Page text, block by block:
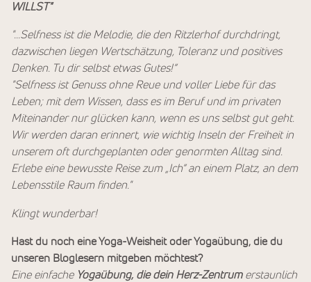
WILLST"
"...Selfness ist die Melodie, die den Ritzlerhof durchdringt,
dazwischen liegen Wertschätzung, Toleranz und positives
Denken. Tu dir selbst etwas Gutes!“
"Selfness ist Genuss ohne Reue und voller Liebe für das
Leben; mit dem Wissen, dass es im Beruf und im privaten
Miteinander nur glücken kann, wenn es uns selbst gut geht.
Wir werden daran erinnert, wie wichtig Inseln der Freiheit in
unserem oft durchgeplanten oder genormten Alltag sind.
Erlebe eine bewusste Reise zum „Ich“ an einem Platz, an dem
Lebensstile Raum finden."
Klingt wunderbar!
Hast du noch eine Yoga-Weisheit oder Yogaübung, die du
unseren Bloglesern mitgeben möchtest?
Eine einfache Yogaübung, die dein Herz-Zentrum erstaunlich